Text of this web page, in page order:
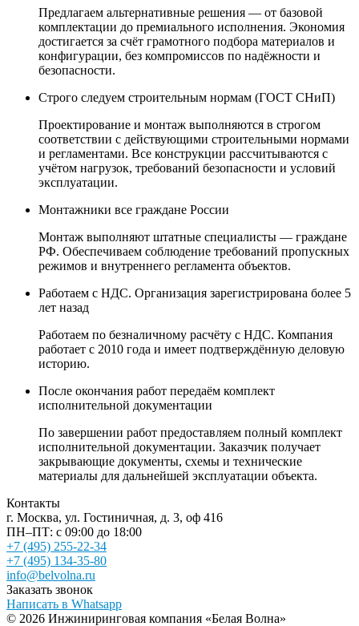
Предлагаем альтернативные решения — от базовой
комплектации до премиального исполнения. Экономия
достигается за счёт грамотного подбора материалов и
конфигурации, без компромиссов по надёжности и
безопасности.
Строго следуем строительным нормам (ГОСТ СНиП)
Проектирование и монтаж выполняются в строгом
соответствии с действующими строительными нормами
и регламентами. Все конструкции рассчитываются с
учётом нагрузок, требований безопасности и условий
эксплуатации.
Монтажники все граждане России
Монтаж выполняют штатные специалисты — граждане
РФ. Обеспечиваем соблюдение требований пропускных
режимов и внутреннего регламента объектов.
Работаем с НДС. Организация зарегистрирована более 5
лет назад
Работаем по безналичному расчёту с НДС. Компания
работает с 2010 года и имеет подтверждённую деловую
историю.
После окончания работ передаём комплект
исполнительной документации
По завершении работ предоставляем полный комплект
исполнительной документации. Заказчик получает
закрывающие документы, схемы и технические
материалы для дальнейшей эксплуатации объекта.
Контакты
г. Москва, ул. Гостиничная, д. 3, оф 416
ПН–ПТ: с 09:00 до 18:00
+7 (495) 255-22-34
+7 (495) 134-35-80
info@belvolna.ru
Заказать звонок
Написать в Whatsapp
© 2026 Инжиниринговая компания «Белая Волна»